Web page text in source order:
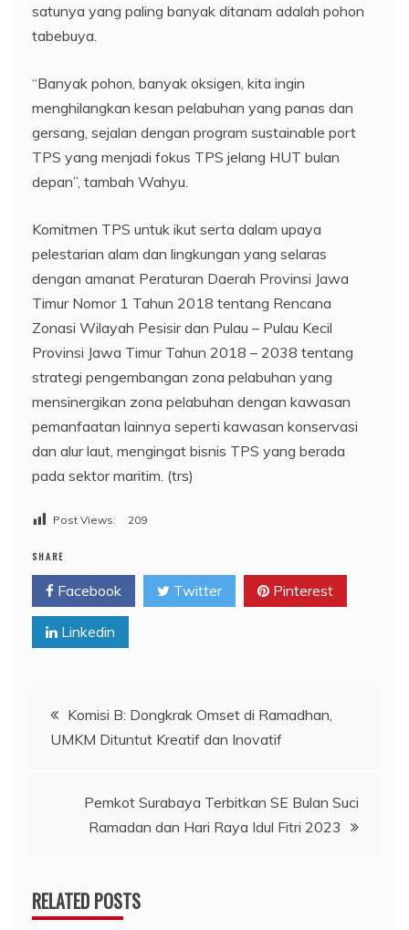
satunya yang paling banyak ditanam adalah pohon
tabebuya.
“Banyak pohon, banyak oksigen, kita ingin
menghilangkan kesan pelabuhan yang panas dan
gersang, sejalan dengan program sustainable port
TPS yang menjadi fokus TPS jelang HUT bulan
depan”, tambah Wahyu.
Komitmen TPS untuk ikut serta dalam upaya
pelestarian alam dan lingkungan yang selaras
dengan amanat Peraturan Daerah Provinsi Jawa
Timur Nomor 1 Tahun 2018 tentang Rencana
Zonasi Wilayah Pesisir dan Pulau – Pulau Kecil
Provinsi Jawa Timur Tahun 2018 – 2038 tentang
strategi pengembangan zona pelabuhan yang
mensinergikan zona pelabuhan dengan kawasan
pemanfaatan lainnya seperti kawasan konservasi
dan alur laut, mengingat bisnis TPS yang berada
pada sektor maritim. (trs)
Post Views: 209
SHARE
Facebook Twitter Pinterest
Linkedin
Navigasi
pos
Komisi B: Dongkrak Omset di Ramadhan,
UMKM Dituntut Kreatif dan Inovatif
Pemkot Surabaya Terbitkan SE Bulan Suci
Ramadan dan Hari Raya Idul Fitri 2023
RELATED POSTS